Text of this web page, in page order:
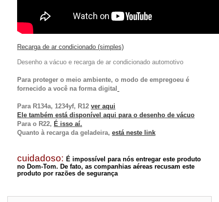
Recarga de ar condicionado (simples)
Desenho a vácuo e recarga de ar condicionado automotivo
Para proteger o meio ambiente, o modo de empregoeu é
fornecido a você na forma digital
Para R134a, 1234yf, R12 ver aqui
Ele também está disponível aqui para o desenho de vácuo
Para o R22, É isso aí.
Quanto à recarga da geladeira, está neste link
cuidadoso: É impossível para nós entregar este produto
no Dom-Tom. De fato, as companhias aéreas recusam este
produto por razões de segurança